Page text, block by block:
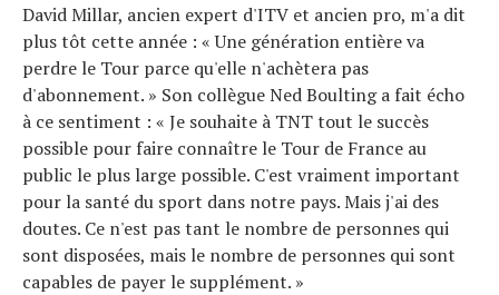
David Millar, ancien expert d'ITV et ancien pro, m'a dit
plus tôt cette année : « Une génération entière va
perdre le Tour parce qu'elle n'achètera pas
d'abonnement. » Son collègue Ned Boulting a fait écho
à ce sentiment : « Je souhaite à TNT tout le succès
possible pour faire connaître le Tour de France au
public le plus large possible. C'est vraiment important
pour la santé du sport dans notre pays. Mais j'ai des
doutes. Ce n'est pas tant le nombre de personnes qui
sont disposées, mais le nombre de personnes qui sont
capables de payer le supplément. »